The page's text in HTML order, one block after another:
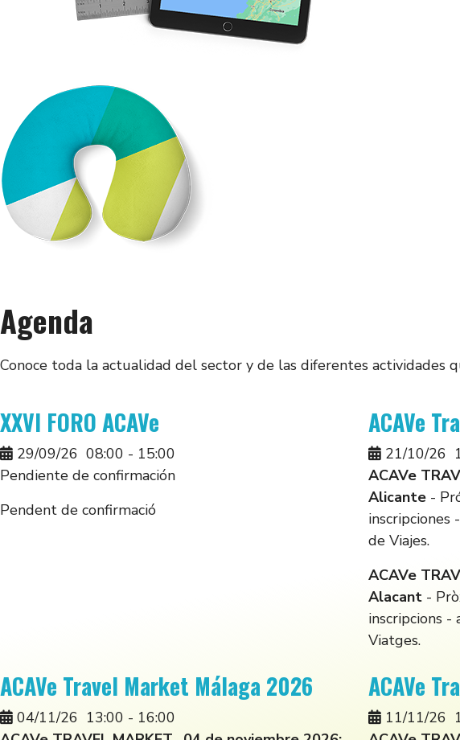
Agenda
Conoce toda la actualidad del sector y de las diferentes actividades
XXVI FORO ACAVe
29/09/26 08:00 - 15:00
Pendiente de confirmación
Pendent de confirmació
ACAVe
21/10/26
ACAVe
Alicante -
inscripciones
de Viajes.
ACAVe
Alacant -
inscripcions
Viatges.
ACAVe Travel Market Málaga 2026
04/11/26 13:00 - 16:00
ACAVe
11/11/26